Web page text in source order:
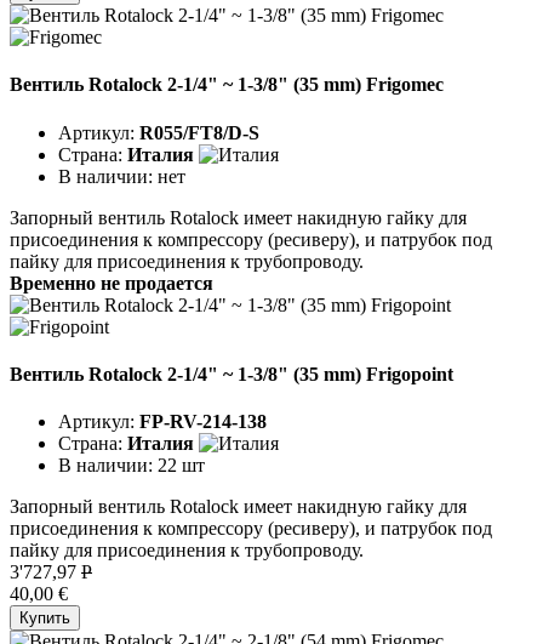
Вентиль Rotalock 2-1/4" ~ 1-3/8" (35 mm) Frigomec
Артикул: R055/FT8/D-S
Страна: Италия
В наличии: нет
Запорный вентиль Rotalock имеет накидную гайку для
присоединения к компрессору (ресиверу), и патрубок под
пайку для присоединения к трубопроводу.
Временно не продается
Вентиль Rotalock 2-1/4" ~ 1-3/8" (35 mm) Frigopoint
Артикул: FP-RV-214-138
Страна: Италия
В наличии: 22 шт
Запорный вентиль Rotalock имеет накидную гайку для
присоединения к компрессору (ресиверу), и патрубок под
пайку для присоединения к трубопроводу.
3'727,97 P
40,00 €
Купить